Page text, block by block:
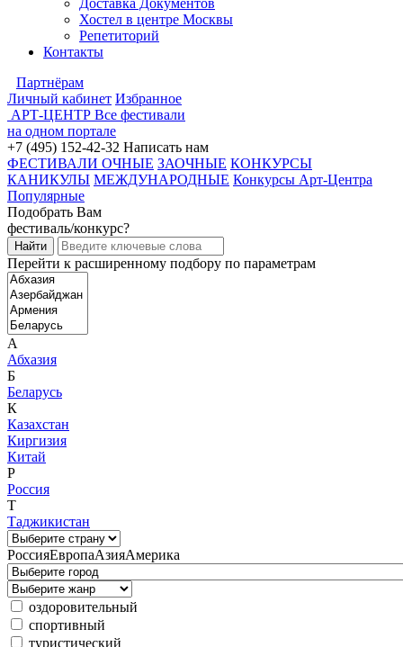
Доставка Документов
Хостел в центре Москвы
Репетиторий
Контакты
Партнёрам
Личный кабинет Избранное
АРТ-ЦЕНТР Все фестивали
на одном портале
+7 (495) 152-42-32 Написать нам
ФЕСТИВАЛИ ОЧНЫЕ ЗАОЧНЫЕ КОНКУРСЫ
КАНИКУЛЫ МЕЖДУНАРОДНЫЕ Конкурсы Арт-Центра
Популярные
Подобрать Вам
фестиваль/конкурс?
Перейти к расширенному подбору по параметрам
А
Абхазия
Б
Беларусь
К
Казахстан
Киргизия
Китай
Р
Россия
Т
Таджикистан
РоссияЕвропаАзияАмерика
оздоровительный
спортивный
туристический